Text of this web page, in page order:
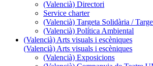
(Valencià) Directori
Service charter
(Valencià) Targeta Solidària /
(Valencià) Política Ambiental
(Valencià) Arts visuals i escèniques
(Valencià) Arts visuals i escèniques
(Valencià) Exposicions